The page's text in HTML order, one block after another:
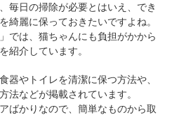
毎日の掃除が必要とはいえ、でき
綺麗に保っておきたいですよね。
では、猫ちゃんにも負担がかから
紹介しています。
器やトイレを清潔に保つ方法や、
法などが掲載されています。
ばかりなので、簡単なものから取